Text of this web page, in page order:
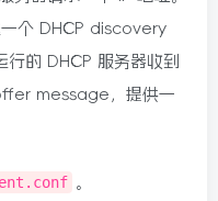
个 DHCP discovery
的 DHCP 服务器收到
message，提供一